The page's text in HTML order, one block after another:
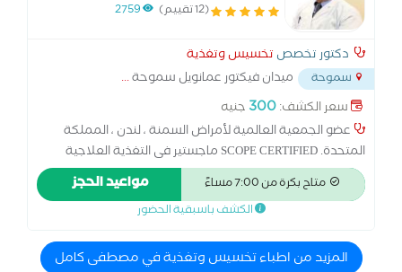
(12 تقييم) 2759
دكتور تخصص تخسيس وتغذية
سموحة ميدان فيكتور عمانويل سموحة...
سعر الكشف:300 جنيه
عضو الجمعية العالمية لأمراض السمنة ، لندن ، المملكة
المتحدة. SCOPE CERTIFIED ماجستير فى التغذية العلاجية
والطب الرياضى ،اوريجن الولايات المتحدة الامريكية بكالريوس
الطب والجراحة كلية الطب جامعة الاسكندرية
متاح بكرة من 7:00 مساءً مواعيد الحجز
الكشف باسبقية الحضور
المزيد من اطباء تخسيس وتغذية في مصطفى كامل